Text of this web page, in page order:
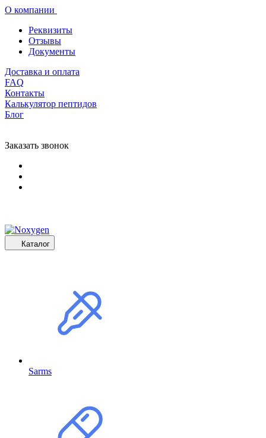
О компании
Реквизиты
Отзывы
Документы
Доставка и оплата
FAQ
Контакты
Калькулятор пептидов
Блог
Заказать звонок
Каталог
Sarms